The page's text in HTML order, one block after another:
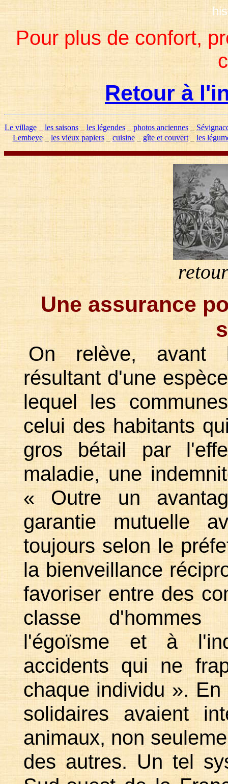
Pour plus de confort,
Retour à
Le village_ les saisons_ les légendes_ photos anciennes_
Lembeye_ les vieux papiers_ cuisine_ gîte et couvert_ les
Une assurance
On relève, avant
résultant d'une
lequel les
celui des habitants
gros bétail par
maladie, une
« Outre un
garantie mutuelle
toujours selon le
la bienveillance
favoriser entre des
classe d'hommes
l'égoïsme et à
accidents qui ne
chaque individu ».
solidaires avaient
animaux, non
des autres. Un tel